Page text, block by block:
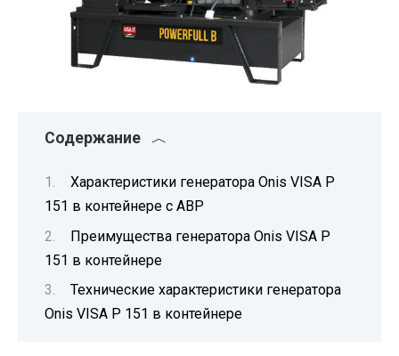
Содержание
Характеристики генератора Onis VISA P
151 в контейнере с АВР
Преимущества генератора Onis VISA P
151 в контейнере
Технические характеристики генератора
Onis VISA P 151 в контейнере